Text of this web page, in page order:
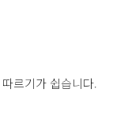
르기가 쉽습니다.